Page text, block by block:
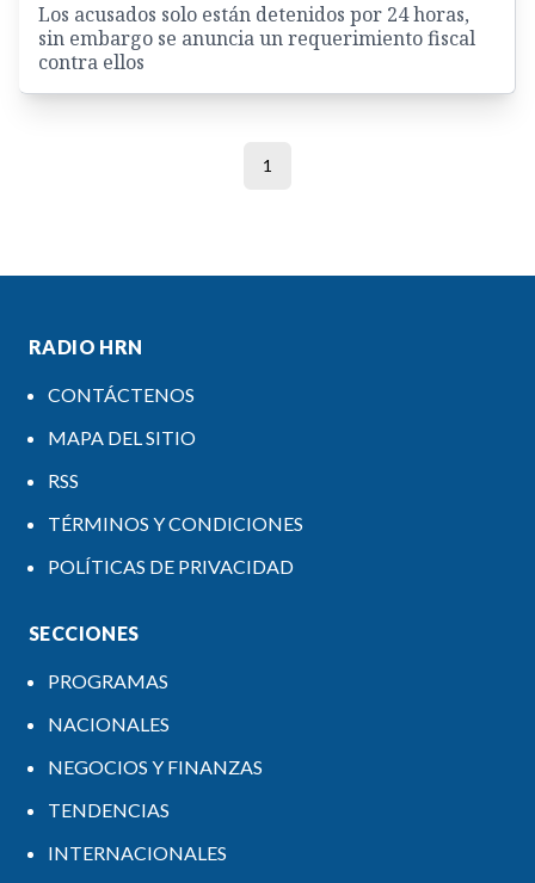
Los acusados solo están detenidos por 24 horas,
sin embargo se anuncia un requerimiento fiscal
contra ellos
1
RADIO HRN
CONTÁCTENOS
MAPA DEL SITIO
RSS
TÉRMINOS Y CONDICIONES
POLÍTICAS DE PRIVACIDAD
SECCIONES
PROGRAMAS
NACIONALES
NEGOCIOS Y FINANZAS
TENDENCIAS
INTERNACIONALES